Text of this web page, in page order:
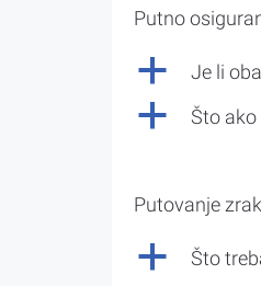
Putno
a Je li
a Što
Putovanje
a Što